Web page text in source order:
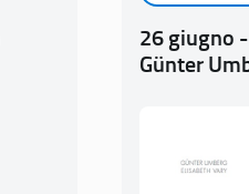
26 giugno
Günter